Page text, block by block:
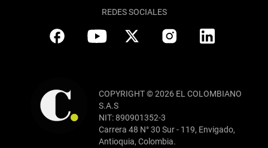
REDES SOCIALES
COPYRIGHT © 2026 EL COLOMBIANO
S.A.S
NIT: 890901352-3
Carrera 48 N° 30 Sur - 119, Envigado,
Antioquia, Colombia.